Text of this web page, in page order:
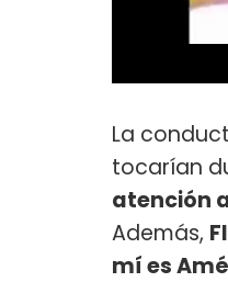
La
tocarían
atención
Además,
mí es